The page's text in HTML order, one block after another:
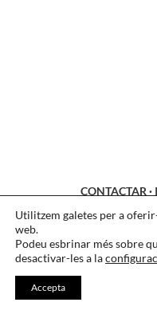
CONTACTAR ·
LEGAL·
Utilitzem galetes per a
web.
Podeu esbrinar més sobre
desactivar-les a la
Accepta